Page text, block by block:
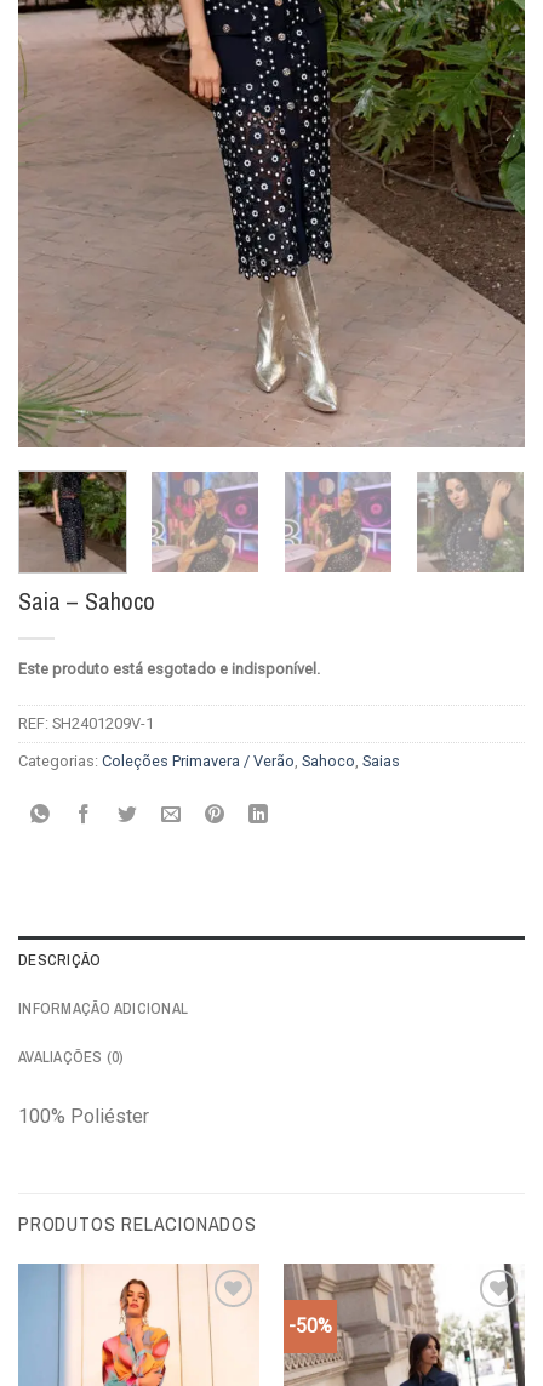
Saia – Sahoco
Este produto está esgotado e indisponível.
REF: SH2401209V-1
Categorias: Coleções Primavera / Verão, Sahoco, Saias
DESCRIÇÃO
INFORMAÇÃO ADICIONAL
AVALIAÇÕES (0)
100% Poliéster
PRODUTOS RELACIONADOS
Add to
wishlist
-50%
Add to
wishlist